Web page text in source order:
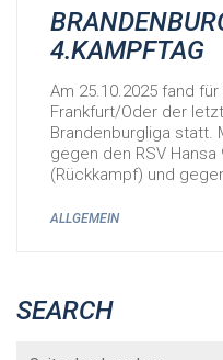
4.KAMPFTAG
Am 25.10.2025 fand
Frankfurt/Oder der
Brandenburgliga statt.
gegen den RSV
(Rückkampf) und
ALLGEMEIN
SEARCH